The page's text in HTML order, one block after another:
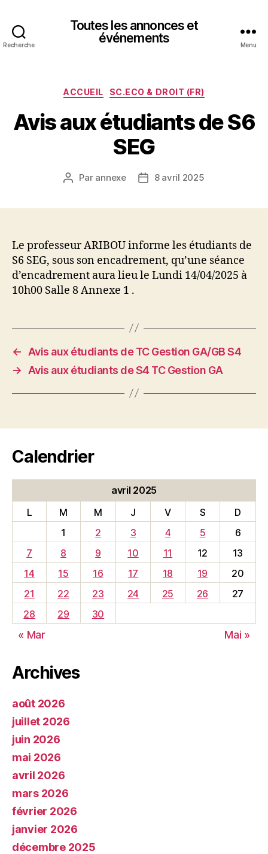
Recherche
Toutes les annonces et
événements
Menu
Catégories
ACCUEIL SC.ECO & DROIT (FR)
Avis aux étudiants de S6
SEG
Auteur
Par annexe
Date8 avril 2025
Le professeur ARIBOU informe les étudiants de
S6 SEG, sous son encadrement, qu’une séance
d’encadrement aura lieu le Lundi 14/04/2025 à
10h00 Salle 8 Annexe 1 .
←
Avis aux étudiants de TC Gestion GA/GB S4
→
Avis aux étudiants de S4 TC Gestion GA
Calendrier
avril 2025
L
M M J V S
D
1
2 3 4 5
6
7
8 9 10 11 12
13
14
15 16 17 18 19
20
21
22 23 24 25 26
27
28
29 30
« Mar Mai »
Archives
août 2026
juillet 2026
juin 2026
mai 2026
avril 2026
mars 2026
février 2026
janvier 2026
décembre 2025